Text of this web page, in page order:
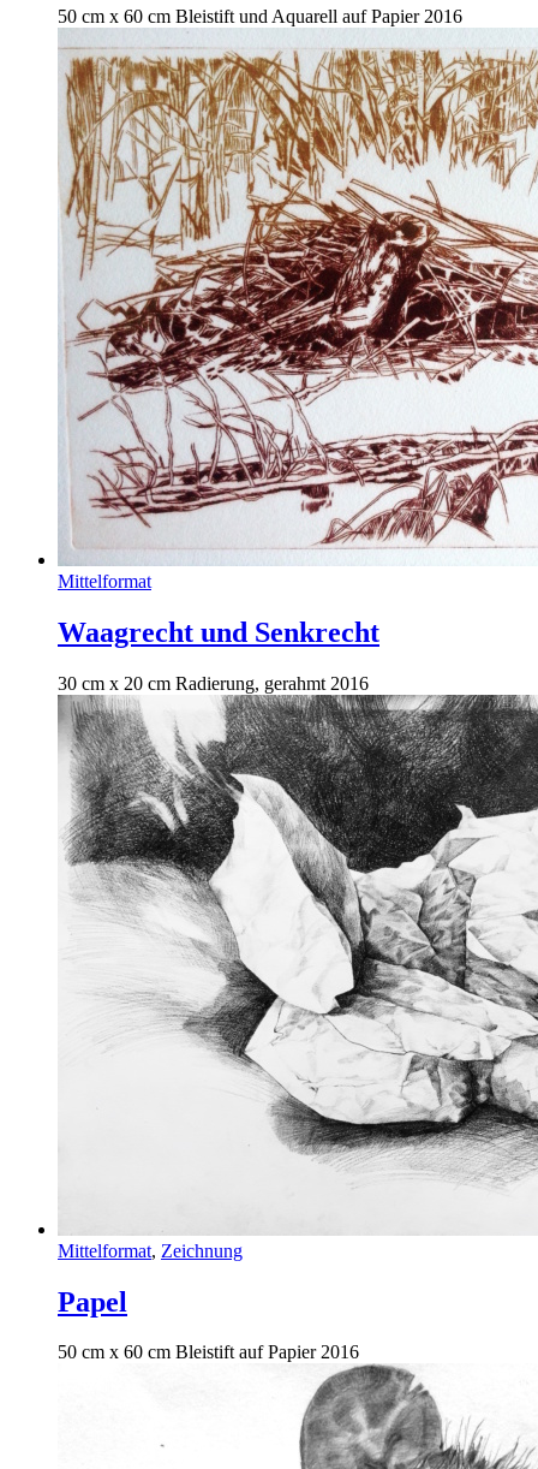
50 cm x 60 cm Bleistift und Aquarell auf Papier 2016
Mittelformat
Waagrecht und Senkrecht
30 cm x 20 cm Radierung, gerahmt 2016
Mittelformat, Zeichnung
Papel
50 cm x 60 cm Bleistift auf Papier 2016